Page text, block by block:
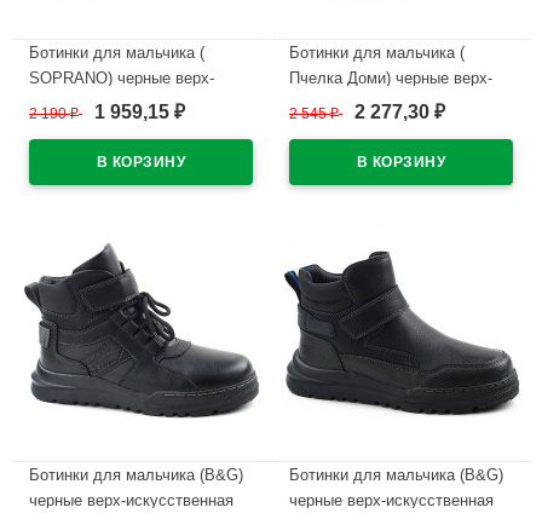
Ботинки для мальчика (
SOPRANO) черные верх-
искусственная кожа
артикул amj-B0053
2 190₽ 1 959,15 ₽
Ботинки для мальчика (
Пчелка Доми) черные верх-
искусственная кожа
артикул tyg-5332-7
2 545₽ 2 277,30 ₽
Ботинки для мальчика (B&G)
черные верх-искусственная
Ботинки для мальчика (B&G)
черные верх-искусственная